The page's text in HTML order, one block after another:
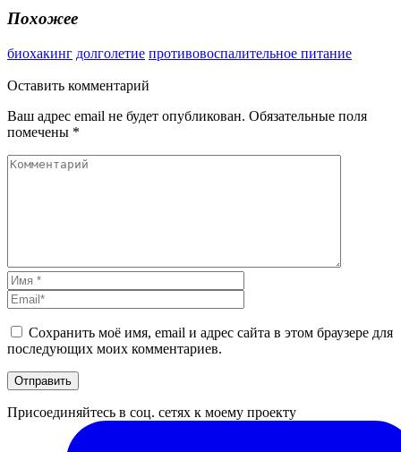
Похожее
биохакинг долголетие противовоспалительное питание
Оставить комментарий
Ваш адрес email не будет опубликован. Обязательные поля
помечены *
Сохранить моё имя, email и адрес сайта в этом браузере для
последующих моих комментариев.
Присоединяйтесь в соц. сетях к моему проекту